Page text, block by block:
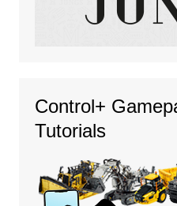
Control+
Tutorials